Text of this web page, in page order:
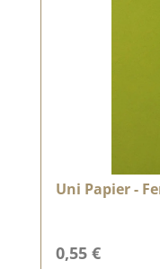
Uni Papier -
Regulärer
0,55 €